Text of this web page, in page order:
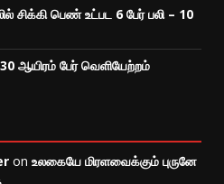
சிக்கி பெண் உட்பட 6 பேர் பலி – 10
ஆயிரம் பேர் வெளியேற்றம்
on உலகையே மிரளவைக்கும் புருனே